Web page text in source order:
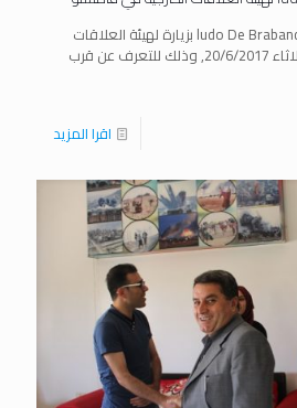
قام الكاتب الصحفي ludo De Brabander بزيارة لهيئة العلاقات
الخارجية في قامشلو الثلاثاء 20/6/2017, وذلك للتعرف عن قرب
اقرا المزيد